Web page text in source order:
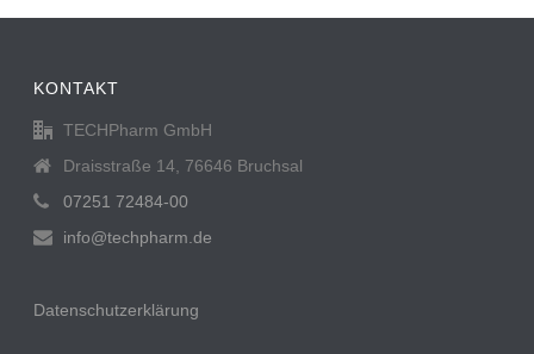
KONTAKT
TECHPharm GmbH
Draisstraße 14, 76646 Bruchsal
07251 72484-00
info@techpharm.de
Datenschutzerklärung